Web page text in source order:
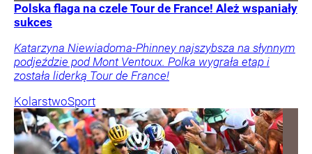
Polska flaga na czele Tour de France! Ależ wspaniały
sukces
Katarzyna Niewiadoma-Phinney najszybsza na słynnym
podjeździe pod Mont Ventoux. Polka wygrała etap i
została liderką Tour de France!
KolarstwoSport